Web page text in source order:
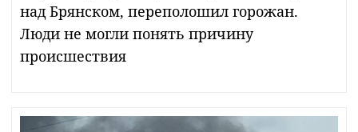
над Брянском, переполошил горожан.
Люди не могли понять причину
происшествия